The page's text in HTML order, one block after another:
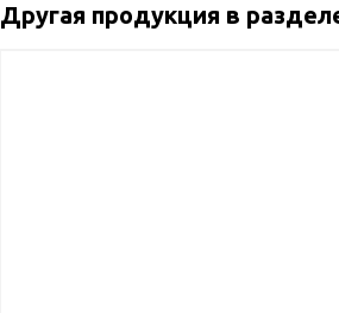
Другая продукция в